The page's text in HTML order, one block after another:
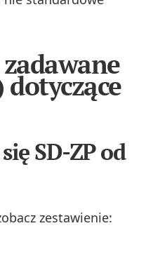
dotyczące
SD-ZP od
zestawienie: